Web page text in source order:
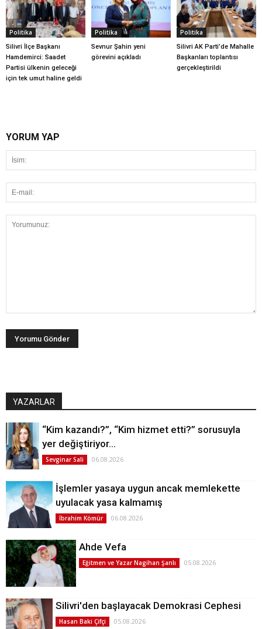
Politika
Silivri İlçe Başkanı
Hamdemirci: Saadet
Partisi ülkenin geleceği
için tek umut haline geldi
Politika
Sevnur Şahin yeni
görevini açıkladı
Politika
Silivri AK Parti’de Mahalle
Başkanları toplantısı
gerçekleştirildi
YORUM YAP
YAZARLAR
“Kim kazandı?”, “Kim hizmet etti?” sorusuyla
yer değiştiriyor…
Sevginar Sali 06.08.2026
İşlemler yasaya uygun ancak memlekette
uyulacak yasa kalmamış
İbrahim Kömür 06.08.2026
Ahde Vefa
Eğitmen ve Yazar Nagihan Şanlı 05.08.2026
Silivri'den başlayacak Demokrasi Cephesi
Hasan Baki Çifçi 05.08.2026